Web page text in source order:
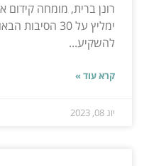
רונן ברית, מומחה
ימליץ על 30
להשקיע...
קרא עוד »
יונ 08, 2023